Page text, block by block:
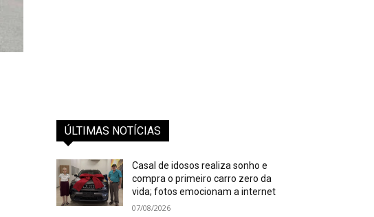
ÚLTIMAS NOTÍCIAS
Casal de idosos realiza sonho e
compra o primeiro carro zero da
vida; fotos emocionam a internet
07/08/2026